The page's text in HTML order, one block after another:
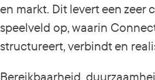
en markt. Dit levert een zeer
speelveld op, waarin
structureert, verbindt en
Bereikbaarheid,